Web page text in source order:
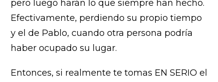
pero luego harán lo que siempre han hecho.
Efectivamente, perdiendo su propio tiempo
y el de Pablo, cuando otra persona podría
haber ocupado su lugar.
Entonces, si realmente te tomas EN SERIO el